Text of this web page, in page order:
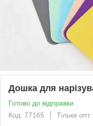
Дошка для
Готово до відправки
Код: 77165
Тільки опт